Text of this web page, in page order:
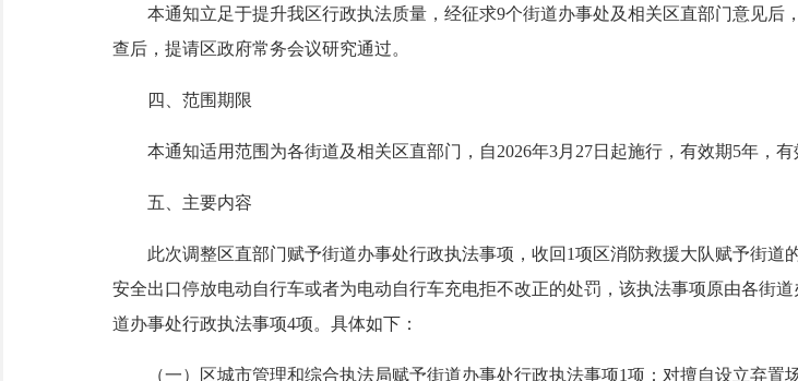
本通知立足于提升我区行政执法质量，经征求9个街道办事处及相关区直部门意见后
查后，提请区政府常务会议研究通过。
四、范围期限
本通知适用范围为各街道及相关区直部门，自2026年3月27日起施行，有效期5年，有
五、主要内容
此次调整区直部门赋予街道办事处行政执法事项，收回1项区消防救援大队赋予街道
安全出口停放电动自行车或者为电动自行车充电拒不改正的处罚，该执法事项原由各街
道办事处行政执法事项4项。具体如下：
（一）区城市管理和综合执法局赋予街道办事处行政执法事项1项：对擅自设立弃置场